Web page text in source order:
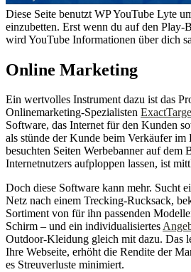
Diese Seite benutzt WP YouTube Lyte
einzubetten. Erst wenn du auf den Play-
wird YouTube Informationen über dich
Online Marketing
Ein wertvolles Instrument dazu ist das
Onlinemarketing-Spezialisten
Software, das Internet für den Kunden
als stünde der Kunde beim Verkäufer
besuchten Seiten Werbebanner auf dem
Internetnutzers aufploppen lassen, ist
Doch diese Software kann mehr. Sucht
Netz nach einem Trecking-Rucksack,
Sortiment von für ihn passenden
Schirm – und ein individualisiertes
Outdoor-Kleidung gleich mit dazu. Das
Ihre Webseite, erhöht die Rendite der
es Streuverluste minimiert.